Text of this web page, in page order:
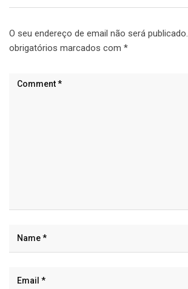
O seu endereço de email não será publicado.
obrigatórios marcados com *